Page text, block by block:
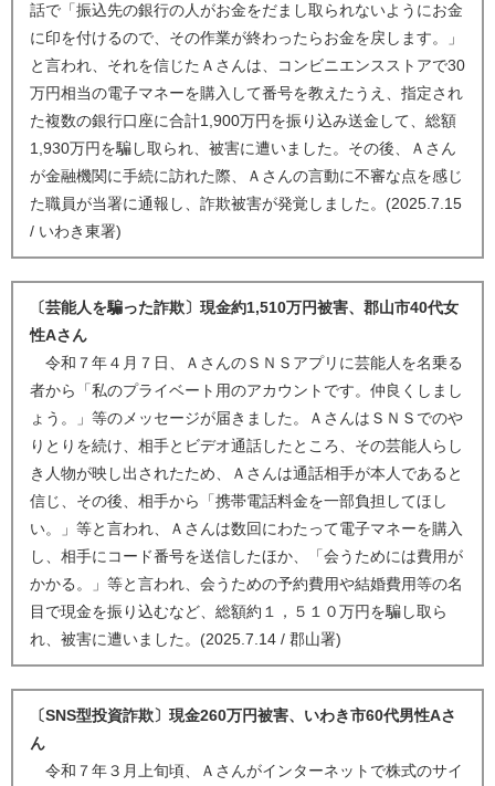
話で「振込先の銀行の人がお金をだまし取られないようにお金
に印を付けるので、その作業が終わったらお金を戻します。」
と言われ、それを信じたＡさんは、コンビニエンスストアで30
万円相当の電子マネーを購入して番号を教えたうえ、指定され
た複数の銀行口座に合計1,900万円を振り込み送金して、総額
1,930万円を騙し取られ、被害に遭いました。その後、Ａさん
が金融機関に手続に訪れた際、Ａさんの言動に不審な点を感じ
た職員が当署に通報し、詐欺被害が発覚しました。(2025.7.15
/ いわき東署)
〔芸能人を騙った詐欺〕現金約1,510万円被害、郡山市40代女
性Aさん
令和７年４月７日、ＡさんのＳＮＳアプリに芸能人を名乗る
者から「私のプライベート用のアカウントです。仲良くしまし
ょう。」等のメッセージが届きました。ＡさんはＳＮＳでのや
りとりを続け、相手とビデオ通話したところ、その芸能人らし
き人物が映し出されたため、Ａさんは通話相手が本人であると
信じ、その後、相手から「携帯電話料金を一部負担してほし
い。」等と言われ、Ａさんは数回にわたって電子マネーを購入
し、相手にコード番号を送信したほか、「会うためには費用が
かかる。」等と言われ、会うための予約費用や結婚費用等の名
目で現金を振り込むなど、総額約１，５１０万円を騙し取ら
れ、被害に遭いました。(2025.7.14 / 郡山署)
〔SNS型投資詐欺〕現金260万円被害、いわき市60代男性Aさ
ん
令和７年３月上旬頃、Ａさんがインターネットで株式のサイ